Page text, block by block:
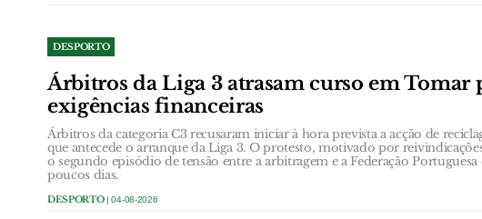
DESPORTO
Árbitros da Liga 3 atrasam curso em Tomar
exigências financeiras
Árbitros da categoria C3 recusaram iniciar à hora prevista a acção de
que antecede o arranque da Liga 3. O protesto, motivado por
o segundo episódio de tensão entre a arbitragem e a Federação
poucos dias.
DESPORTO| 04-08-2026